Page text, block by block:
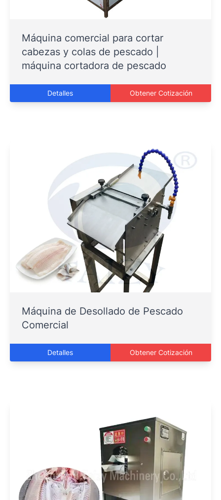
Máquina comercial para cortar
cabezas y colas de pescado |
máquina cortadora de pescado
Detalles Obtener Cotización
Máquina de Desollado de Pescado
Comercial
Detalles Obtener Cotización